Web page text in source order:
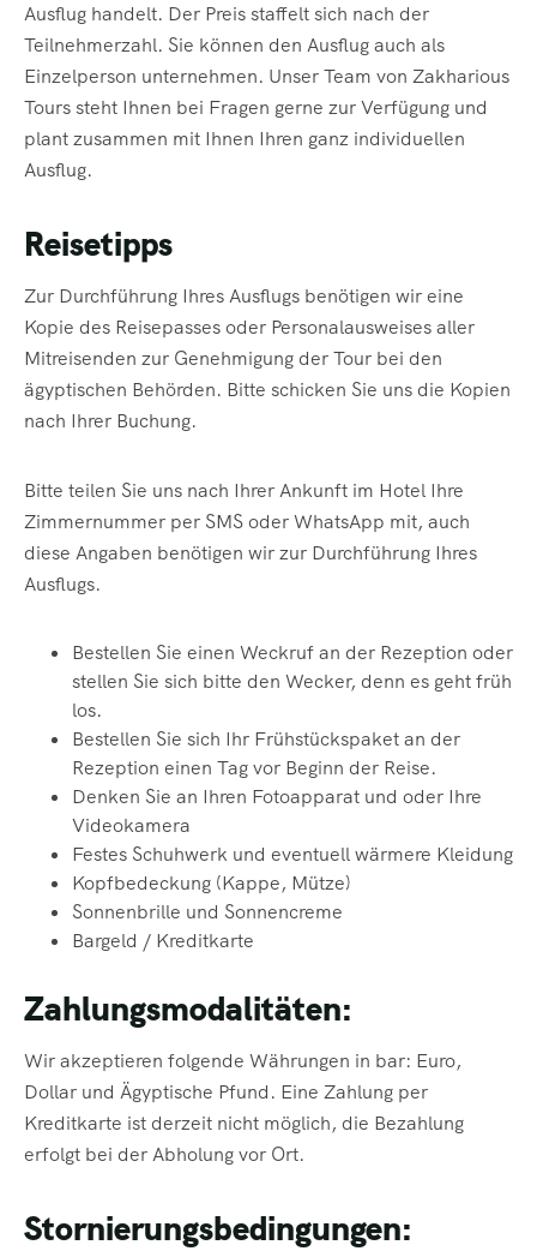
Ausflug handelt. Der Preis staffelt sich nach der
Teilnehmerzahl. Sie können den Ausflug auch als
Einzelperson unternehmen. Unser Team von Zakharious
Tours steht Ihnen bei Fragen gerne zur Verfügung und
plant zusammen mit Ihnen Ihren ganz individuellen
Ausflug.
Reisetipps
Zur Durchführung Ihres Ausflugs benötigen wir eine
Kopie des Reisepasses oder Personalausweises aller
Mitreisenden zur Genehmigung der Tour bei den
ägyptischen Behörden. Bitte schicken Sie uns die Kopien
nach Ihrer Buchung.
Bitte teilen Sie uns nach Ihrer Ankunft im Hotel Ihre
Zimmernummer per SMS oder WhatsApp mit, auch
diese Angaben benötigen wir zur Durchführung Ihres
Ausflugs.
Bestellen Sie einen Weckruf an der Rezeption oder
stellen Sie sich bitte den Wecker, denn es geht früh
los.
Bestellen Sie sich Ihr Frühstückspaket an der
Rezeption einen Tag vor Beginn der Reise.
Denken Sie an Ihren Fotoapparat und oder Ihre
Videokamera
Festes Schuhwerk und eventuell wärmere Kleidung
Kopfbedeckung (Kappe, Mütze)
Sonnenbrille und Sonnencreme
Bargeld / Kreditkarte
Zahlungsmodalitäten:
Wir akzeptieren folgende Währungen in bar: Euro,
Dollar und Ägyptische Pfund. Eine Zahlung per
Kreditkarte ist derzeit nicht möglich, die Bezahlung
erfolgt bei der Abholung vor Ort.
Stornierungsbedingungen: